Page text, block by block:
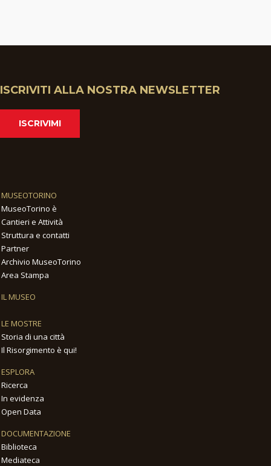
ISCRIVITI ALLA NOSTRA NEWSLETTER
ISCRIVIMI
MUSEOTORINO
MuseoTorino è
Cantieri e Attività
Struttura e contatti
Partner
Archivio MuseoTorino
Area Stampa
IL MUSEO
LE MOSTRE
Storia di una città
Il Risorgimento è qui!
ESPLORA
Ricerca
In evidenza
Open Data
DOCUMENTAZIONE
Biblioteca
Mediateca